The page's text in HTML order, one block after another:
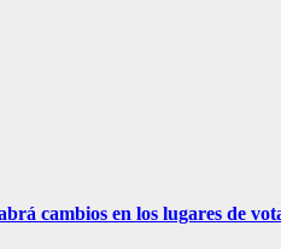
cambios en los lugares de